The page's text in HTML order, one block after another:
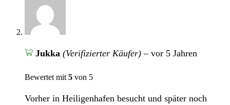
Jukka (Verifizierter Käufer) – vor 5 Jahren
Bewertet mit 5 von 5
Vorher in Heiligenhafen besucht und später noch